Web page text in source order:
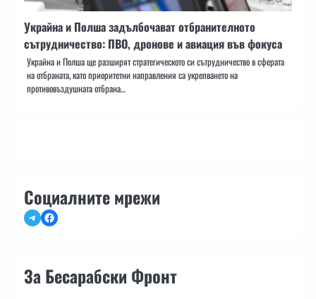
Украйна и Полша задълбочават отбранителното
сътрудничество: ПВО, дронове и авиация във фокуса
Украйна и Полша ще разширят стратегическото си сътрудничество в сферата
на отбраната, като приоритетни направления са укрепването на
противовъздушната отбрана…
Социалните мрежи
TelegramFacebook
За Бесарабски Фронт